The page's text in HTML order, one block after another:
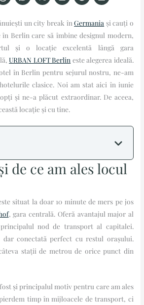
un city break înGermania și cauți o
în Berlin care să îmbine designul modern,
și o locație excelentă lângă gara
URBAN LOFT Berlin este alegerea ideală.
în Berlin pentru sejurul nostru, ne-am
clasice. Noi am stat aici în iunie
și ne-a plăcut extraordinar. De aceea,
locație și cu tine.
de ce am ales locul
situat la doar 10 minute de mers pe jos
, gara centrală. Oferă avantajul major al
nod de transport al capitalei.
conectată perfect cu restul orașului.
stații de metrou de orice punct din
și principalul motiv pentru care am ales
timp în mijloacele de transport, ci